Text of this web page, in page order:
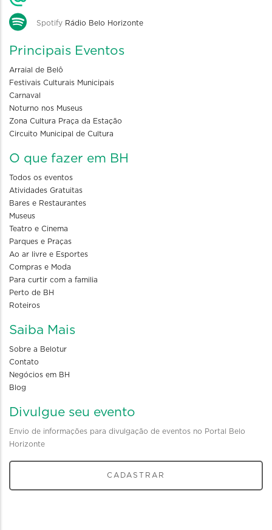
Spotify Rádio Belo Horizonte
Principais Eventos
Arraial de Belô
Festivais Culturais Municipais
Carnaval
Noturno nos Museus
Zona Cultura Praça da Estação
Circuito Municipal de Cultura
O que fazer em BH
Todos os eventos
Atividades Gratuitas
Bares e Restaurantes
Museus
Teatro e Cinema
Parques e Praças
Ao ar livre e Esportes
Compras e Moda
Para curtir com a familia
Perto de BH
Roteiros
Saiba Mais
Sobre a Belotur
Contato
Negócios em BH
Blog
Divulgue seu evento
Envio de informações para divulgação de eventos no Portal Belo
Horizonte
CADASTRAR